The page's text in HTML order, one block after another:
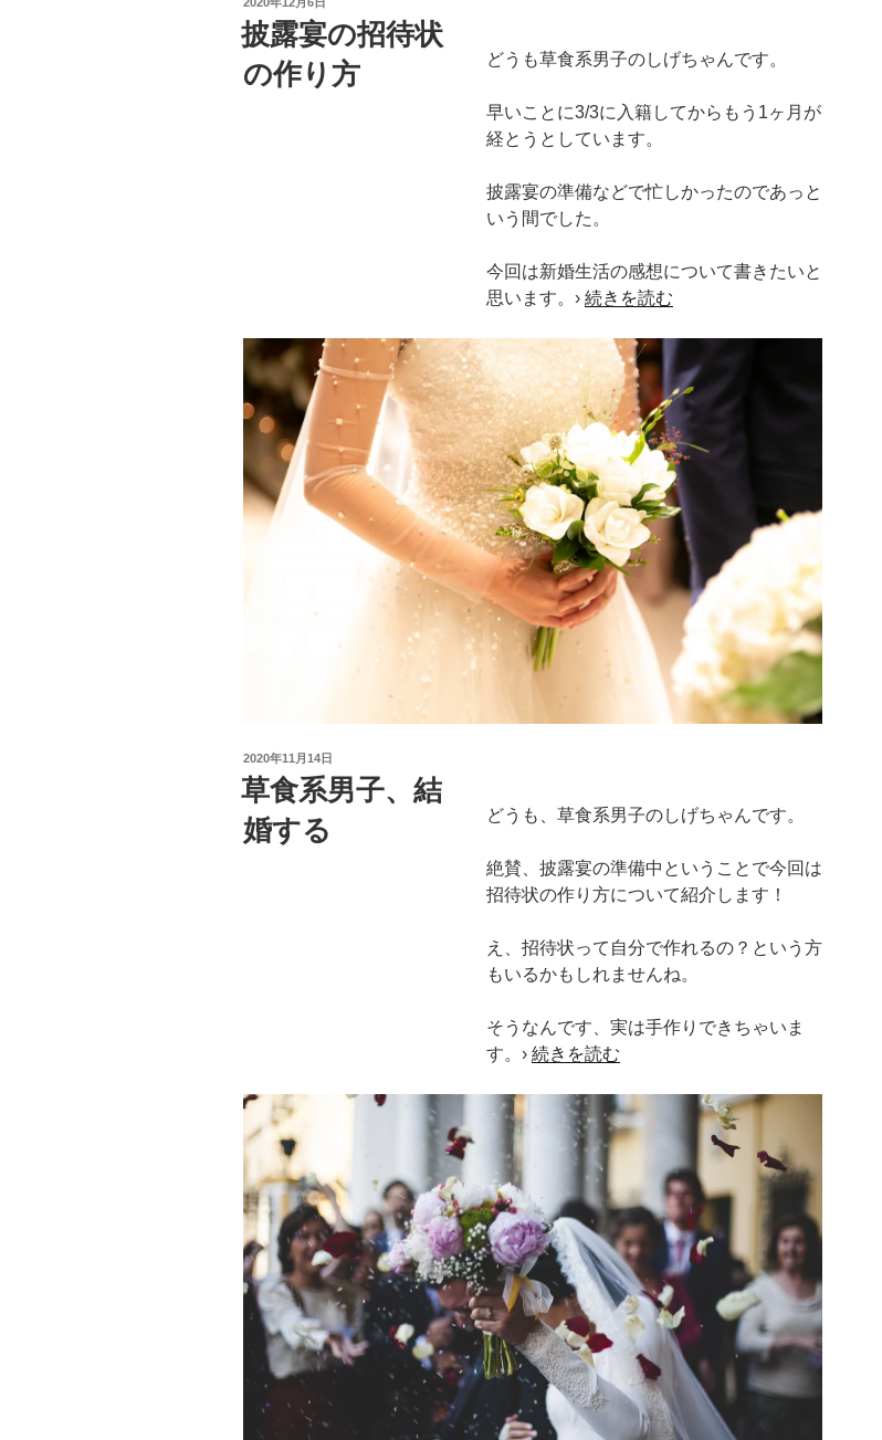
どうも草食系男子のしげちゃんです。
早いことに3/3に入籍してからもう1ヶ月が
経とうとしています。
披露宴の準備などで忙しかったのであっと
いう間でした。
今回は新婚生活の感想について書きたいと
思います。›続きを読む
稿
日:
披露宴の招待状
の作り方
どうも、草食系男子のしげちゃんです。
絶賛、披露宴の準備中ということで今回は
招待状の作り方について紹介します！
え、招待状って自分で作れるの？という方
もいるかもしれませんね。
そうなんです、実は手作りできちゃいま
す。›続きを読む
投
稿
日:
2020年11月14日
草食系男子、結
婚する